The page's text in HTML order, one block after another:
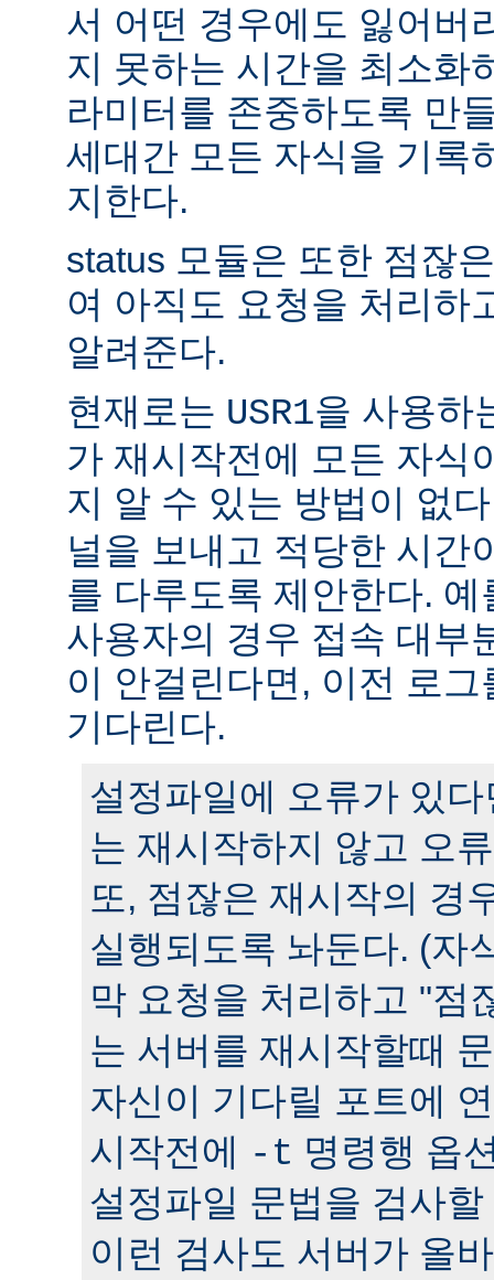
서 어떤 경우에도 잃어버
지 못하는 시간을 최소화
라미터를 존중하도록 만
세대간 모든 자식을 기록
지한다.
status 모듈은 또한 점잖
여 아직도 요청을 처리하
알려준다.
현재로는 USR1을 사용하
가 재시작전에 모든 자식
지 알 수 있는 방법이 없
널을 보내고 적당한 시간
를 다루도록 제안한다.
사용자의 경우 접속 대부
이 안걸린다면, 이전 로
기다린다.
설정파일에 오류가 있
는 재시작하지 않고 오
또, 점잖은 재시작의 경
실행되도록 놔둔다. (자
막 요청을 처리하고 "점
는 서버를 재시작할때
자신이 기다릴 포트에
시작전에
-t 명령행 옵
설정파일 문법을 검사
이런 검사도 서버가 올